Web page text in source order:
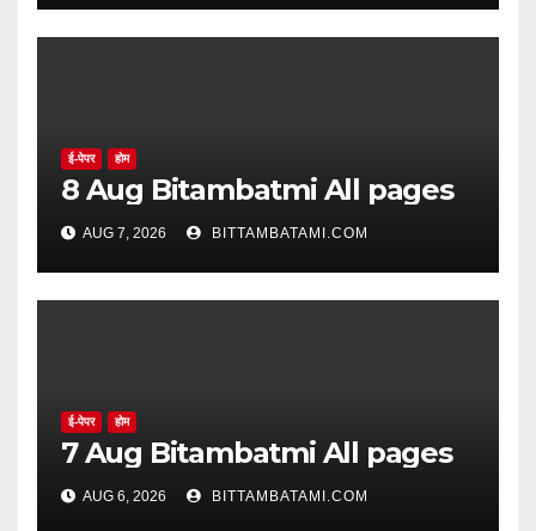
ई-पेपर होम
8 Aug Bitambatmi All pages
AUG 7, 2026 BITTAMBATAMI.COM
ई-पेपर होम
7 Aug Bitambatmi All pages
AUG 6, 2026 BITTAMBATAMI.COM